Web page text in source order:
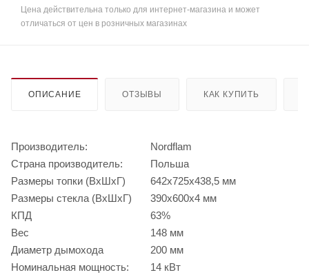
Цена действительна только для интернет-магазина и может
отличаться от цен в розничных магазинах
ОПИСАНИЕ ОТЗЫВЫ КАК КУПИТЬ
Производитель:
Nordflam
Страна производитель:
Польша
Размеры топки (ВхШхГ)
642х725х438,5 мм
Размеры стекла (ВхШхГ)
390х600х4 мм
КПД
63%
Вес
148 мм
Диаметр дымохода
200 мм
Номинальная мощность:
14 кВт